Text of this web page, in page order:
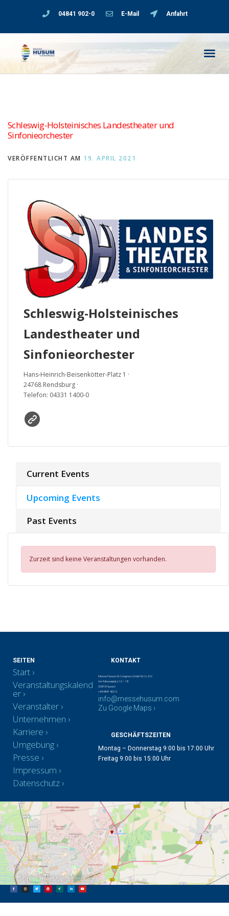
04841 902-0 E-Mail Anfahrt
Schleswig-Holsteinisches Landestheater und
Sinfonieorchester
VERÖFFENTLICHT AM 19. APRIL 2021
Schleswig-Holsteinisches
Landestheater und
Sinfonieorchester
Hans-Heinrich-Beisenkötter-Platz 1 ·
24768 Rendsburg ·
Telefon: 04331 1400-0
Current Events
Upcoming Events
Past Events
Zurzeit sind keine Veranstaltungen vorhanden.
SEITEN
Start
Veranstaltungskalend
er
Veranstalter
Unternehmen
Karriere
Umgebung
Presse
Impressum
Datenschutz
KONTAKT
Messe Husum & Congress GmbH & Co. KG
Am Messeplatz 12 – 18
25813 Husum
+49 4841 902-0
info@messehusum.com
Zu Google Maps ›
GESCHÄFTSZEITEN
Montag – Donnerstag 9:00 bis 17:00 Uhr
Freitag 9:00 bis 15:00 Uhr
© OpenStreetMapcontributors